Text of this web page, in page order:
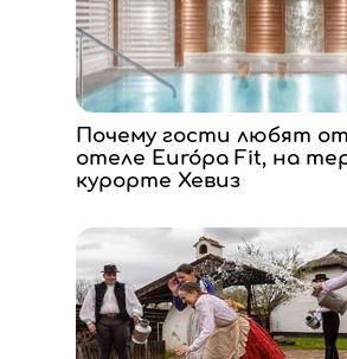
Почему гости любят
отеле Európa Fit, на
курорте Хевиз